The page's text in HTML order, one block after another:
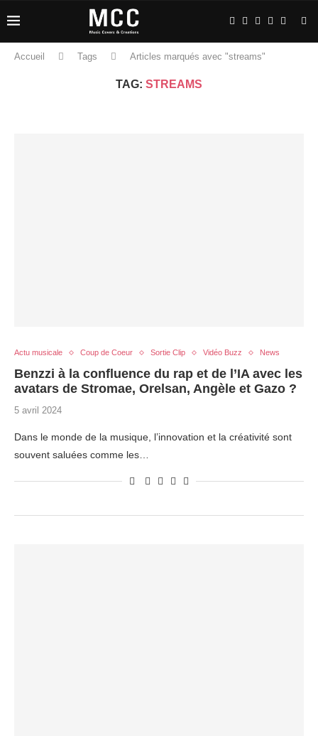
Accueil Tags Articles marqués avec "streams"
TAG: STREAMS
Actu musicale Coup de Coeur Sortie Clip Vidéo Buzz News
Benzzi à la confluence du rap et de l’IA avec les
avatars de Stromae, Orelsan, Angèle et Gazo ?
5 avril 2024
Dans le monde de la musique, l’innovation et la créativité sont
souvent saluées comme les…